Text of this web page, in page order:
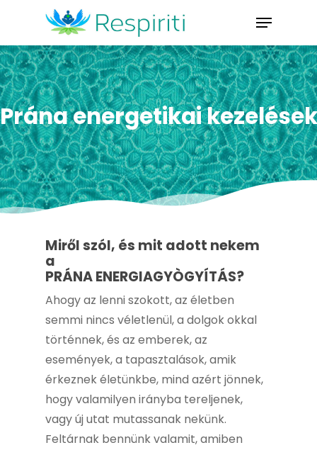
main
content
Menu
Prána energetikai kezelések
Miről szól, és mit adott nekem
a
PRÁNA ENERGIAGYÒGYÍTÁS?
Ahogy az lenni szokott, az életben
semmi nincs véletlenül, a dolgok okkal
történnek, és az emberek, az
események, a tapasztalások, amik
érkeznek életünkbe, mind azért jönnek,
hogy valamilyen irányba tereljenek,
vagy új utat mutassanak nekünk.
Feltárnak bennünk valamit, amiben
Close
Menu